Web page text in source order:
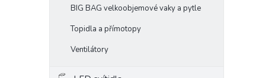
BIG BAG velkoobjemové vaky a pytle
Topidla a přímotopy
Ventilátory